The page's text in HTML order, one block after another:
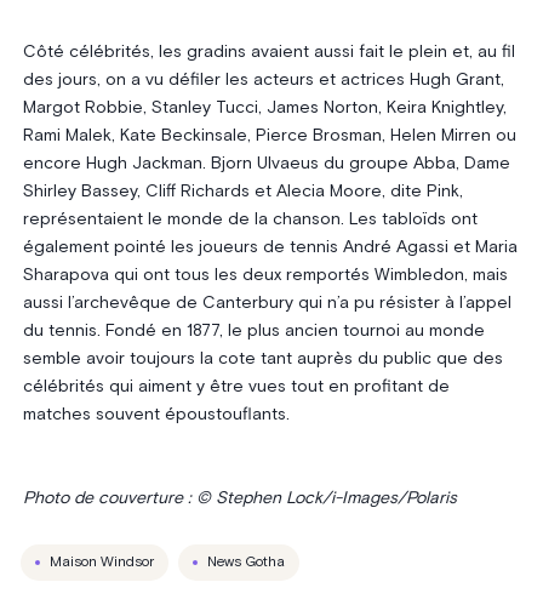
Côté célébrités, les gradins avaient aussi fait le plein et, au fil
des jours, on a vu défiler les acteurs et actrices Hugh Grant,
Margot Robbie, Stanley Tucci, James Norton, Keira Knightley,
Rami Malek, Kate Beckinsale, Pierce Brosman, Helen Mirren ou
encore Hugh Jackman. Bjorn Ulvaeus du groupe Abba, Dame
Shirley Bassey, Cliff Richards et Alecia Moore, dite Pink,
représentaient le monde de la chanson. Les tabloïds ont
également pointé les joueurs de tennis André Agassi et Maria
Sharapova qui ont tous les deux remportés Wimbledon, mais
aussi l’archevêque de Canterbury qui n’a pu résister à l’appel
du tennis. Fondé en 1877, le plus ancien tournoi au monde
semble avoir toujours la cote tant auprès du public que des
célébrités qui aiment y être vues tout en profitant de
matches souvent époustouflants.
Photo de couverture : © Stephen Lock/i-Images/Polaris
Maison Windsor News Gotha